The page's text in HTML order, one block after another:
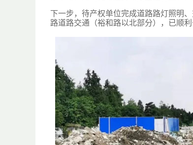
下一步，待产权单位完成道路路灯照明
路道路交通（裕和路以北部分），已顺